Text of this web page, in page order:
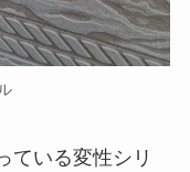
ている変性シリ